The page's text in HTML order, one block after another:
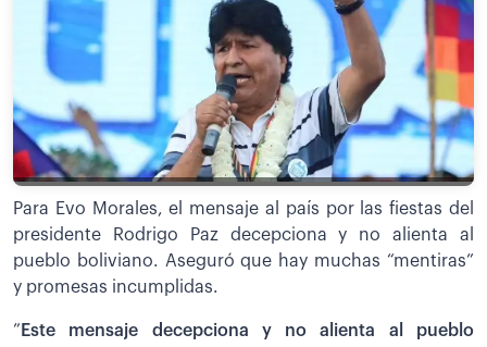
Para Evo Morales, el mensaje al país por las fiestas del
presidente Rodrigo Paz decepciona y no alienta al
pueblo boliviano. Aseguró que hay muchas “mentiras”
y promesas incumplidas.
” Este mensaje decepciona y no alienta al pueblo